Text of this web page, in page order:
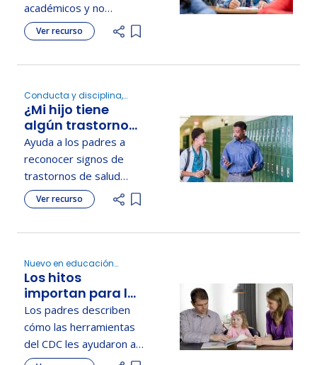
académicos y no
académicos
escalonados para
los estudiantes
mediante intervenciones
basadas en datos.
Ver recurso
Add item to list
Conducta y disciplina,
Determinar la elegibilidad
¿Mi hijo tiene
algún trastorno
de salud mental,
emocional o de
conducta?
Ayuda a los padres a
reconocer signos de
trastornos de salud
mental, conductual o
emocionales en su hijo y
Ver recurso
Add item to list
Nuevo en educación
especial, Evaluación,
Determinar la elegibilidad
Los hitos
importan para las
familias
Los padres describen
cómo las herramientas
del CDC les ayudaron a
seguir el desarrollo de